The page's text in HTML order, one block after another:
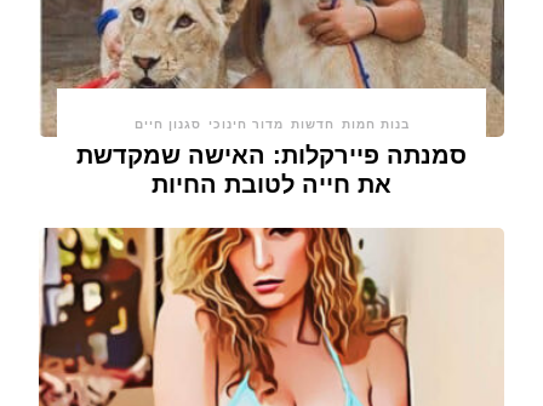
בנות חמות חדשות מדור חינוכי סגנון חיים
סמנתה פיירקלות: האישה שמקדשת
את חייה לטובת החיות